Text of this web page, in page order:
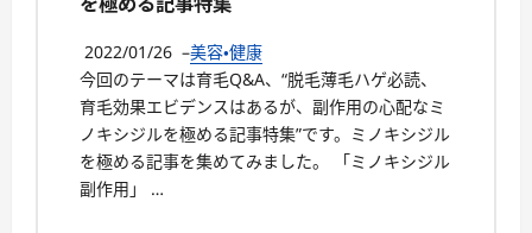
2022/01/26 –美容・健康
今回のテーマは育毛Q&A、“脱毛薄毛ハゲ必読、
育毛効果エビデンスはあるが、副作用の心配なミ
ノキシジルを極める記事特集”です。ミノキシジル
を極める記事を集めてみました。 「ミノキシジル
副作用」 …